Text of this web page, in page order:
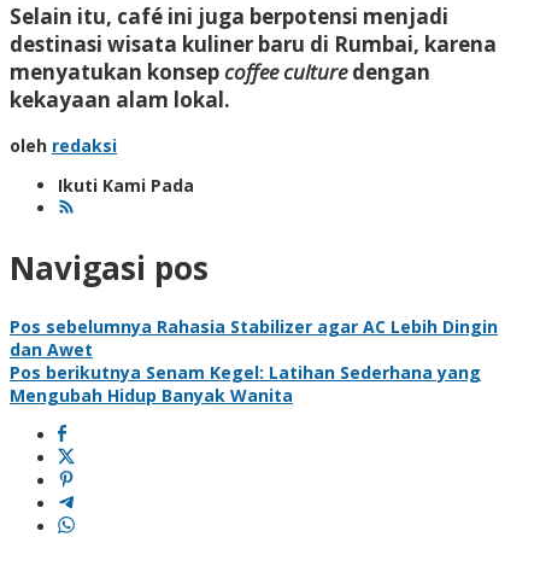
Selain itu, café ini juga berpotensi menjadi
destinasi wisata kuliner baru di Rumbai, karena
menyatukan konsepcoffee culturedengan
kekayaan alam lokal.
oleh redaksi
Ikuti Kami Pada
Navigasi pos
Pos sebelumnya Rahasia Stabilizer agar AC Lebih Dingin
dan Awet
Pos berikutnya Senam Kegel: Latihan Sederhana yang
Mengubah Hidup Banyak Wanita